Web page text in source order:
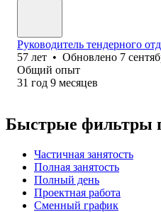
Руководитель тендерного
57 лет • Обновлено 7
Общий опыт
31 год 9 месяцев
Быстрые фильтры
Частичная занятость
Полная занятость
Полный день
Проектная работа
Сменный график